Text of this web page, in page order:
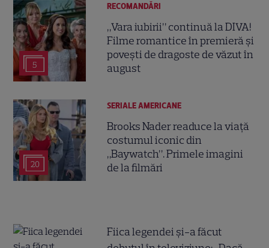
5
RECOMANDĂRI
„Vara iubirii” continuă la DIVA!
Filme romantice în premieră și
povești de dragoste de văzut în
august
20
SERIALE AMERICANE
Brooks Nader readuce la viață
costumul iconic din
„Baywatch”. Primele imagini
de la filmări
Fiica legendei și-a făcut